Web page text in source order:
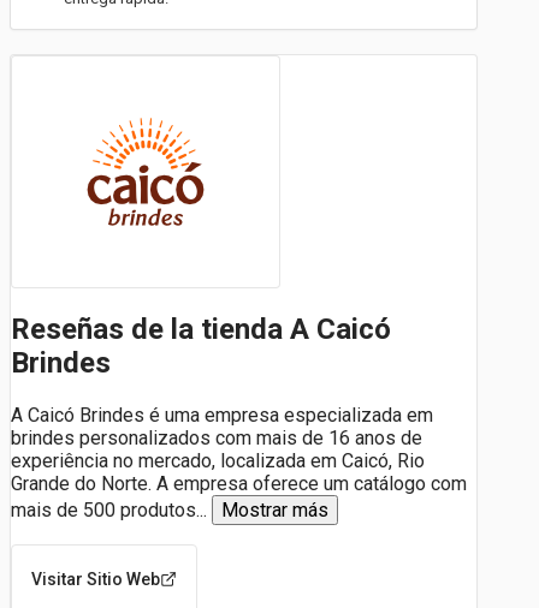
Reseñas de la tienda A Caicó
Brindes
A Caicó Brindes é uma empresa especializada em
brindes personalizados com mais de 16 anos de
experiência no mercado, localizada em Caicó, Rio
Grande do Norte. A empresa oferece um catálogo com
mais de 500 produtos... Mostrar más
Visitar Sitio Web